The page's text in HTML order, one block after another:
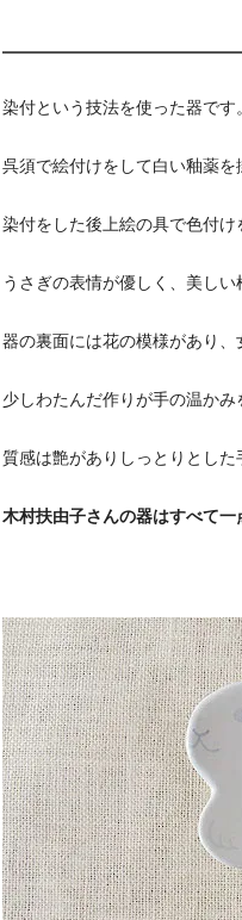
染付という技法を使った器です。
呉須で絵付けをして白い釉薬を
染付をした後上絵の具で色付け
うさぎの表情が優しく、美し
器の裏面には花の模様があり、
少しわたんだ作りが手の温かみ
質感は艶がありしっとりとした
木村扶由子さんの器はすべて一